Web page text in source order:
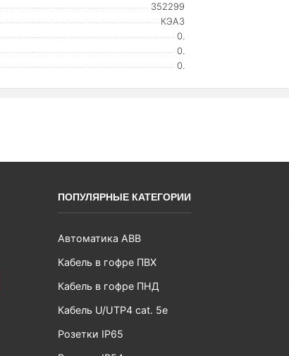
352299
КЭАЗ
0.
0.
0.
ПОПУЛЯРНЫЕ КАТЕГОРИИ
Автоматика ABB
Кабель в гофре ПВХ
Кабель в гофре ПНД
Кабель U/UTP4 cat. 5e
Розетки IP65